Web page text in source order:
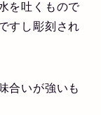
を吐くもので
すし彫刻され
合いが強いも